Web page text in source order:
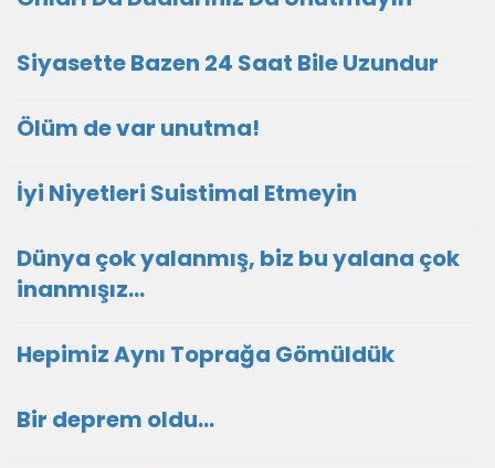
Siyasette Bazen 24 Saat Bile Uzundur
Ölüm de var unutma!
İyi Niyetleri Suistimal Etmeyin
Dünya çok yalanmış, biz bu yalana çok
inanmışız...
Hepimiz Aynı Toprağa Gömüldük
Bir deprem oldu...